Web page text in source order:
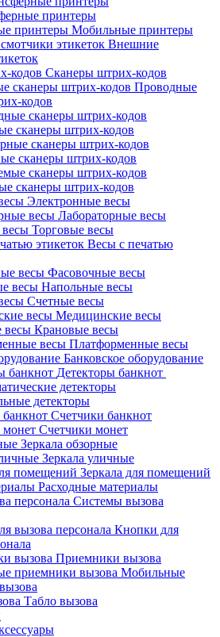
принтеры
Мобильные принтеры
Внешние
Сканеры штрих-кодов
Проводные
кодов
сканеры штрих-кодов
сканеры штрих-кодов
сканеры штрих-кодов
Электронные весы
Лабораторные весы
Торговые весы
Весы с печатью
Фасовочные весы
Напольные весы
Счетные весы
Медицинские весы
Крановые весы
Платформенные весы
Банковское оборудование
Детекторы банкнот
детекторы
детекторы
Счетчики банкнот
Счетчики монет
Зеркала обзорные
Зеркала уличные
Зеркала для помещений
Расходные материалы
Системы вызова
Кнопки для
Приемники вызова
Мобильные
Табло вызова